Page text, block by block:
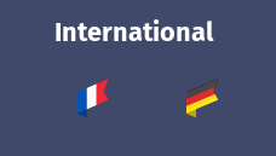
International